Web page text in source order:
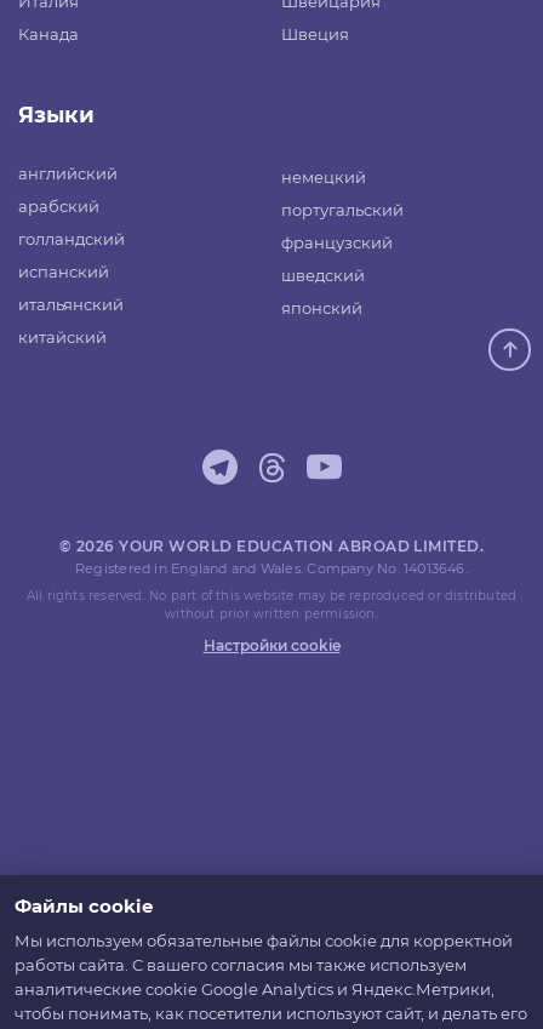
Канада
Швеция
Языки
английский
арабский
голландский
испанский
итальянский
китайский
немецкий
португальский
французский
шведский
японский
© 2026 YOUR WORLD EDUCATION ABROAD LIMITED.
Registered in England and Wales. Company No. 14013646.
All rights reserved. No part of this website may be reproduced or distributed
without prior written permission.
Настройки cookie
Файлы cookie
Мы используем обязательные файлы cookie для корректной
работы сайта. С вашего согласия мы также используем
аналитические cookie Google Analytics и Яндекс.Метрики,
чтобы понимать, как посетители используют сайт, и делать его